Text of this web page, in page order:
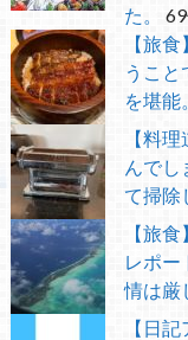
た。
【旅
うこと
を堪能。
【料
んでし
て掃除
【旅
レポ
情は厳
【日